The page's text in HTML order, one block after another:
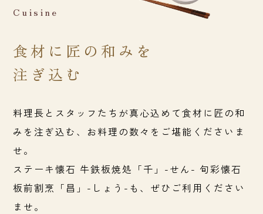
Cuisine
食材に匠の和みを
注ぎ込む
料理長とスタッフたちが真心込めて食材に匠の和
みを注ぎ込む、 お料理の数々をご堪能くださいま
せ。
ステーキ懐石 牛鉄板焼処「千」-せん- 旬彩懐石
板前割烹「昌」-しょう-も、 ぜひご利用ください
ませ。